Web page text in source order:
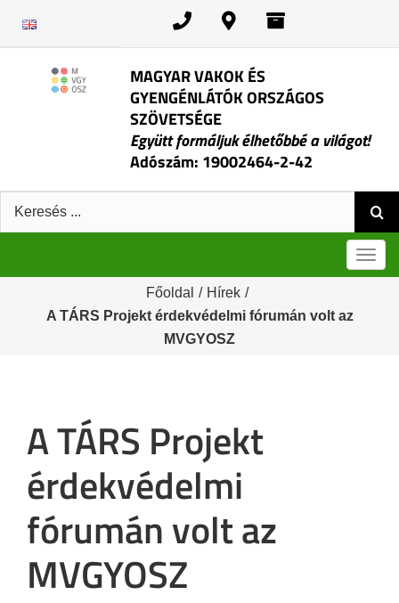
MAGYAR VAKOK ÉS
GYENGÉNLÁTÓK ORSZÁGOS
SZÖVETSÉGE
Együtt formáljuk élhetőbbé a világot!
Adószám: 19002464-2-42
Keresés:
Főoldal / Hírek /
A TÁRS Projekt érdekvédelmi fórumán volt az
MVGYOSZ
A TÁRS Projekt
érdekvédelmi
fórumán volt az
MVGYOSZ